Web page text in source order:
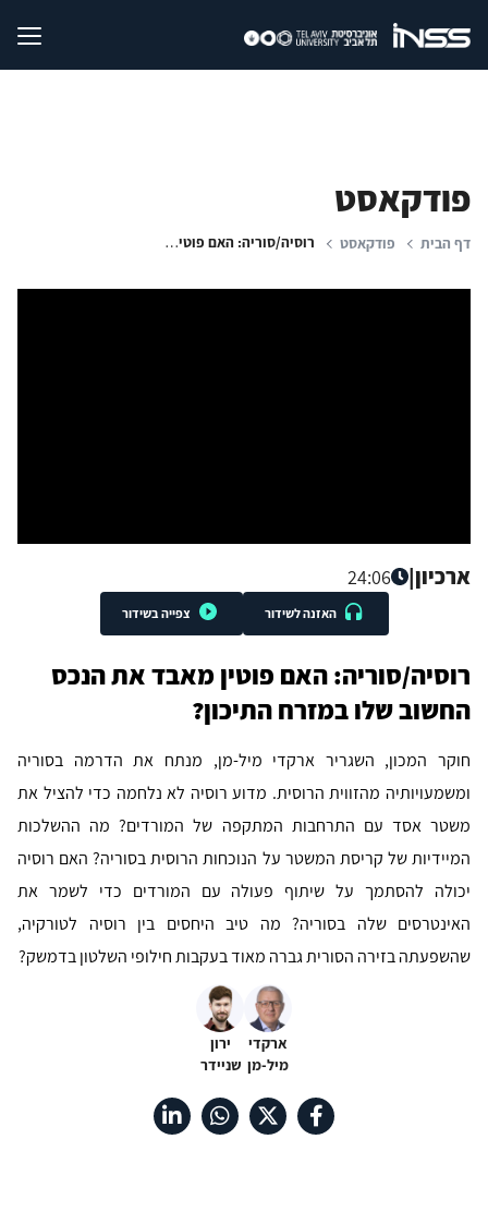
פודקאסט
דף הבית פודקאסט רוסיה/סוריה: האם פוטין מאבד את הנכס החשוב שלו במזרח התיכון?
ארכיון|
24:06
האזנה לשידור צפייה בשידור
רוסיה/סוריה: האם פוטין מאבד את הנכס
החשוב שלו במזרח התיכון?
חוקר המכון, השגריר ארקדי מיל-מן, מנתח את הדרמה בסוריה
ומשמעויותיה מהזווית הרוסית. מדוע רוסיה לא נלחמה כדי להציל את
משטר אסד עם התרחבות המתקפה של המורדים? מה ההשלכות
המיידיות של קריסת המשטר על הנוכחות הרוסית בסוריה? האם רוסיה
יכולה להסתמך על שיתוף פעולה עם המורדים כדי לשמר את
האינטרסים שלה בסוריה? מה טיב היחסים בין רוסיה לטורקיה,
שהשפעתה בזירה הסורית גברה מאוד בעקבות חילופי השלטון בדמשק?
ארקדי
מיל-מן
ירון
שניידר